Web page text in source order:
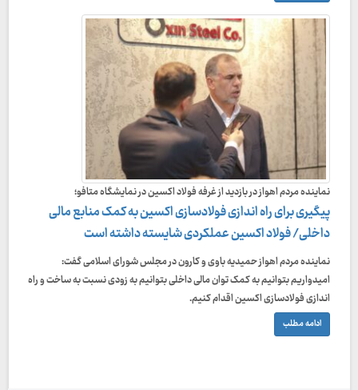
نماینده مردم اهواز در بازدید از غرفه فولاد اکسین در نمایشگاه متافو؛
پیگیری برای راه اندازی فولادسازی اکسین به کمک منابع مالی
داخلی/ فولاد اکسین عملکردی شایسته داشته است
نماینده مردم اهواز حمیدیه باوی و کارون در مجلس شورای اسلامی گفت:
امیدواریم بتوانیم به کمک توان مالی داخلی بتوانیم به زودی نسبت به ساخت و راه
اندازی فولادسازی اکسین اقدام کنیم.
ادامه مطلب